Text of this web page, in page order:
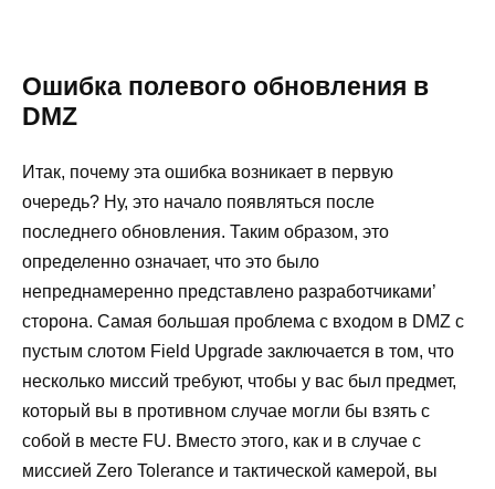
Ошибка полевого обновления в
DMZ
Итак, почему эта ошибка возникает в первую
очередь? Ну, это начало появляться после
последнего обновления. Таким образом, это
определенно означает, что это было
непреднамеренно представлено разработчиками’
сторона. Самая большая проблема с входом в DMZ с
пустым слотом Field Upgrade заключается в том, что
несколько миссий требуют, чтобы у вас был предмет,
который вы в противном случае могли бы взять с
собой в месте FU. Вместо этого, как и в случае с
миссией Zero Tolerance и тактической камерой, вы